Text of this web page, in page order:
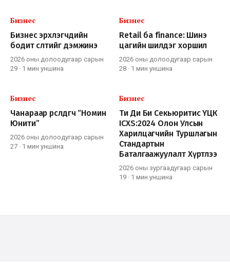
Бизнес
Бизнес эрхлэгчдийн
бодит өсөлтийг дэмжинэ
2026 оны долоодугаар сарын
29 · 1 мин уншина
Бизнес
Retail ба finance: Шинэ
цагийн шилдэг хоршил
2026 оны долоодугаар сарын
28 · 1 мин уншина
Бизнес
Чанараар өрсөлдөгч “Номин
Юнити”
2026 оны долоодугаар сарын
27 · 1 мин уншина
Бизнес
Ти Ди Би Секьюритис ҮЦК
ICXS:2024 Олон Улсын
Харилцагчийн Туршлагын
Стандартын
Баталгаажуулалт Хүртлээ
2026 оны зургаадугаар сарын
19 · 1 мин уншина